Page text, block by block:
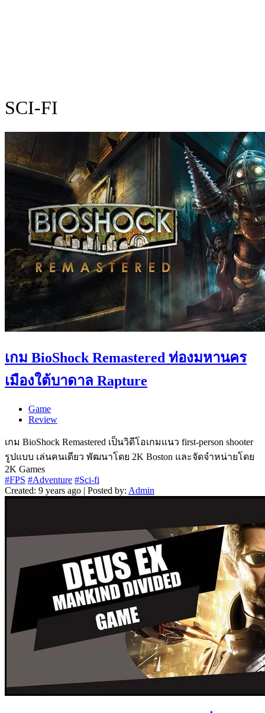
SCI-FI
เกม BioShock Remastered ท่องมหานคร
เมืองใต้บาดาล Rapture
Game
Review
เกม BioShock Remastered เป็นวิดีโอเกมแนว first-person shooter
รูปแบบ เล่นคนเดียว พัฒนาโดย 2K Boston และจัดจำหน่ายโดย
2K Games
#FPS #Adventure #Sci-fi
Created: 9 years ago | Posted by: Admin